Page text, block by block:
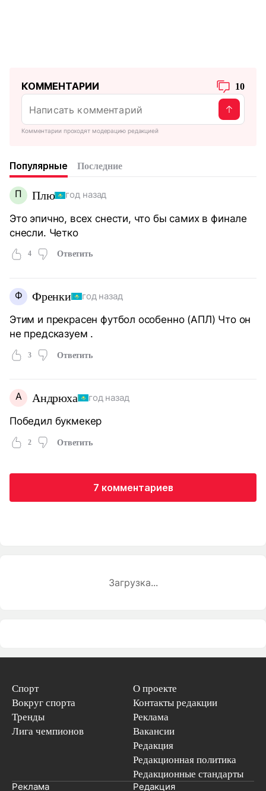
КОММЕНТАРИИ 10
Комментарии проходят модерацию редакцией
Популярные Последние
П Плю год назад
Это эпично, всех снести, что бы самих в финале
снесли. Четко
4 Ответить
Ф Френки год назад
Этим и прекрасен футбол особенно (АПЛ) Что он
не предсказуем .
3 Ответить
А Андрюха год назад
Победил букмекер
2 Ответить
7 комментариев
Загрузка...
Спорт
Вокруг спорта
Тренды
Лига чемпионов
О проекте
Контакты редакции
Реклама
Вакансии
Редакция
Редакционная политика
Редакционные стандарты
Реклама Редакция